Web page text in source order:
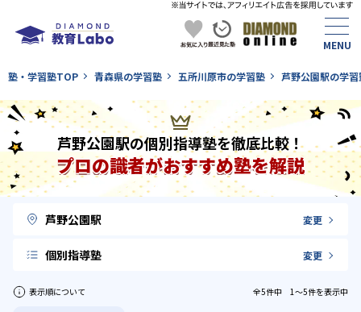
塾・学習塾TOP 青森県の学習塾 五所川原市の学習塾 芦野公園駅の学習
芦野公園駅の個別指導塾を徹底比較！
プロの識者がおすすめ塾を解説
芦野公園駅 変更
個別指導塾 変更
表示順について 全5件中 1〜5件を表示中